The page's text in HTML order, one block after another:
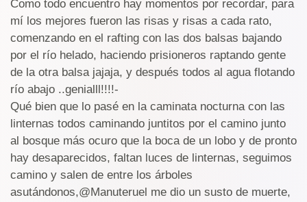
Como todo encuentro hay momentos por recordar, para
mí los mejores fueron las risas y risas a cada rato,
comenzando en el rafting con las dos balsas bajando
por el río helado, haciendo prisioneros raptando gente
de la otra balsa jajaja, y después todos al agua flotando
río abajo ..genialll!!!!-
Qué bien que lo pasé en la caminata nocturna con las
linternas todos caminando juntitos por el camino junto
al bosque más ocuro que la boca de un lobo y de pronto
hay desaparecidos, faltan luces de linternas, seguimos
camino y salen de entre los árboles
asutándonos,@Manuteruel me dio un susto de muerte,